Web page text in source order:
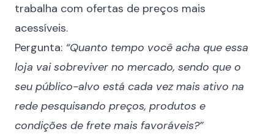
trabalha com ofertas de preços mais
acessíveis.
Pergunta: “Quanto tempo você acha que essa
loja vai sobreviver no mercado, sendo que o
seu público-alvo está cada vez mais ativo na
rede pesquisando preços, produtos e
condições de frete mais favoráveis?”